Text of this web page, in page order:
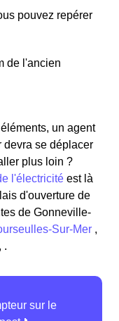
pouvez repérer
de l'ancien
un agent
se déplacer
plus loin ?
l'électricité est là
d'ouverture de
de Gonneville-
Sur-Mer ,
, .